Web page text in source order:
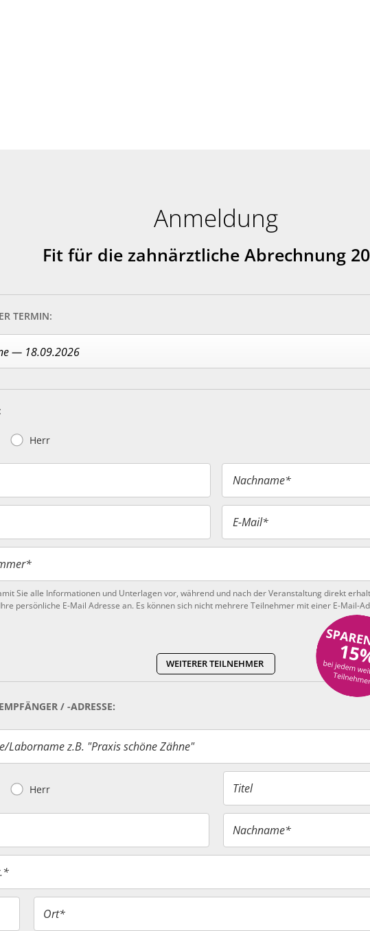
Anmeldung
Fit für die zahnärztliche Abrechnung
TERMIN:
— 18.09.2026
Herr
Nachname*
E-Mail*
Sie alle Informationen und Unterlagen vor, während und nach der Veranstaltung direkt
Ihre persönliche E-Mail Adresse an. Es können sich nicht mehrere Teilnehmer mit einer E-Mail-
WEITERER TEILNEHMER
/ -ADRESSE:
Laborname z.B. "Praxis schöne Zähne"
Herr Titel
Nachname*
Ort*